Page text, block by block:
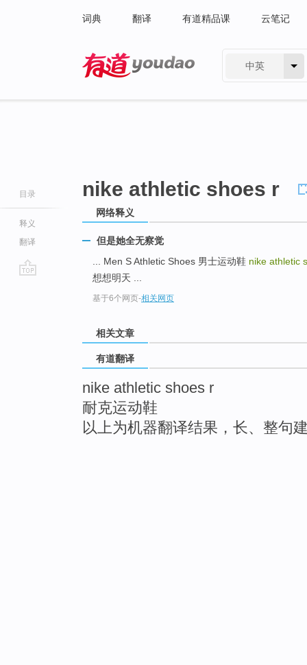
词典 翻译 有道精品课 云笔记
中英
目录
释义
翻译
nike athletic shoes r
网络释义
但是她全无察觉
... Men S Athletic Shoes 男士运动鞋 nike athletic
想想明天 ...
基于6个网页-相关网页
相关文章
有道翻译
nike athletic shoes r
耐克运动鞋
以上为机器翻译结果，长、整句